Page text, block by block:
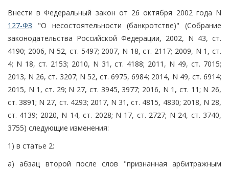
Внести в Федеральный закон от 26 октября 2002 года N
127-ФЗ "О несостоятельности (банкротстве)" (Собрание
законодательства Российской Федерации, 2002, N 43, ст.
4190; 2006, N 52, ст. 5497; 2007, N 18, ст. 2117; 2009, N 1, ст.
4; N 18, ст. 2153; 2010, N 31, ст. 4188; 2011, N 49, ст. 7015;
2013, N 26, ст. 3207; N 52, ст. 6975, 6984; 2014, N 49, ст. 6914;
2015, N 1, ст. 29; N 27, ст. 3945, 3977; 2016, N 1, ст. 11; N 26,
ст. 3891; N 27, ст. 4293; 2017, N 31, ст. 4815, 4830; 2018, N 28,
ст. 4139; 2020, N 14, ст. 2028; N 17, ст. 2727; N 24, ст. 3740,
3755) следующие изменения:
1) в статье 2:
а) абзац второй после слов "признанная арбитражным